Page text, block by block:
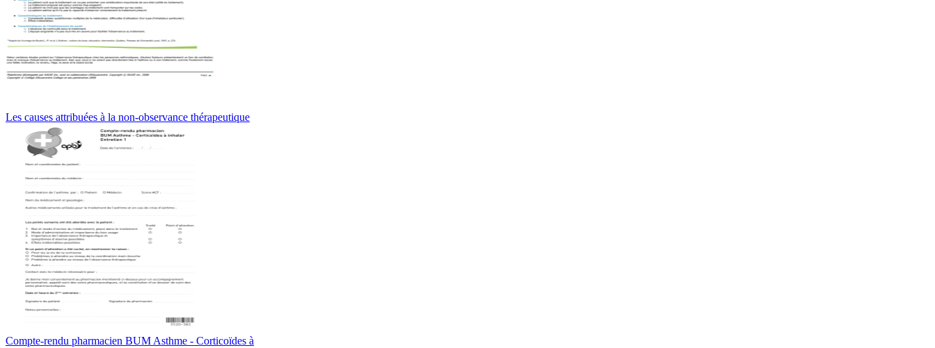
Les causes attribuées à la non-observance thérapeutique
Compte-rendu pharmacien BUM Asthme - Corticoïdes à